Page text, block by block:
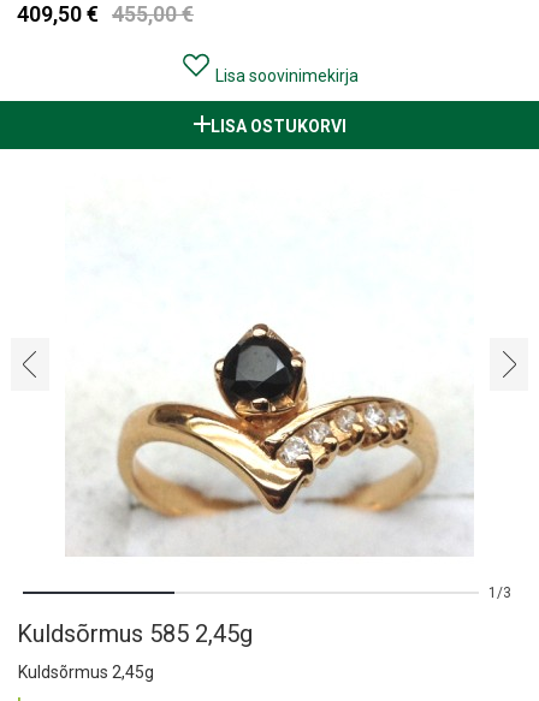
409,50 € 455,00 €
Lisa soovinimekirja
LISA OSTUKORVI
‹ ›
1 3
Kuldsõrmus 585 2,45g
Kuldsõrmus 2,45g